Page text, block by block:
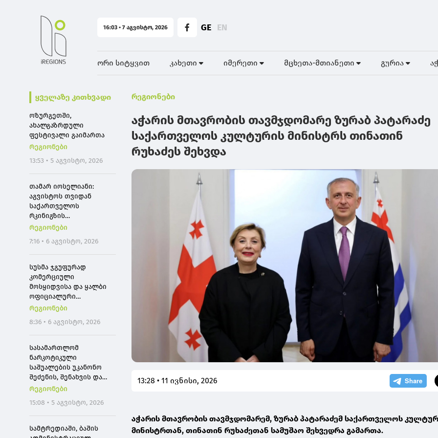
16:03 • 7 აგვისტო, 2026 GE EN
ორი სიტყვით კახეთი იმერეთი მცხეთა-მთიანეთი გურია
ყველაზე კითხვადი
ოზურგეთში,
ახალგაზრდული
ფესტივალი გაიმართა
რეგიონები
13:53 • 5 აგვისტო, 2026
თამარ იოსელიანი:
აგვისტოს თვიდან
საქართველოს
რკინიგზის
მომხმარებლები
თბილისიდან ბათუმში 4
საათში იმგზავრონ
რეგიონები
7:16 • 6 აგვისტო, 2026
სუსმა ჯგუფურად
კომერციული
მოსყიდვისა და ყალბი
ოფიციალური
დოკუმენტის
დახმარების ფაქტზე,
საქართველოს 3
მოქალაქე დააკავა
რეგიონები
8:36 • 6 აგვისტო, 2026
სასამართლომ
ნარკოტიკული
საშუალების უკანონო
შეძენის, შენახვის და
რეალიზაციის ფაქტებზე
პატიმრობა მიუსაჯა
რეგიონები
15:08 • 5 აგვისტო, 2026
სამტრედიაში, ბაშის
რეგიონები
აჭარის მთავრობის თავმჯდომარე ზურაბ პატარაძე
საქართველოს კულტურის მინისტრს თინათინ
რუხაძეს შეხვდა
13:28 • 11 ივნისი, 2026
აჭარის მთავრობის თავმჯდომარემ, ზურაბ პატარაძემ საქართველოს
მინისტრთან, თინათინ რუხაძეთან სამუშაო შეხვედრა გამართა.